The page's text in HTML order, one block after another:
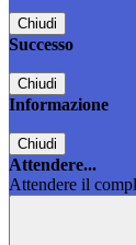
Chiudi
Successo
Chiudi
Informazione
Chiudi
Attendere...
Attendere il